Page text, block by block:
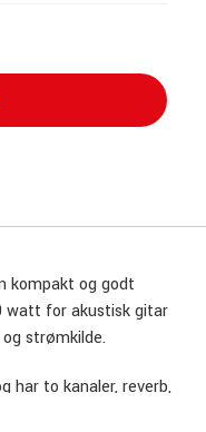
kompakt og godt
watt for akustisk gitar
strømkilde.
har to kanaler, reverb,
balansert line